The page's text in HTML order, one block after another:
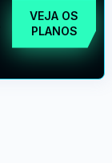
VEJA OS
PLANOS